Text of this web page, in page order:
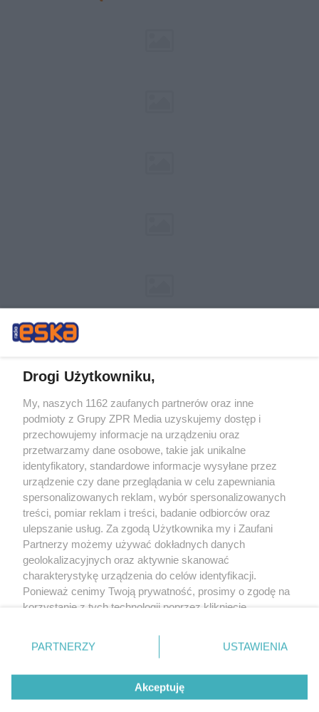
Żaden utwór zamieszczony w serwisie nie może być powielany i
rozpowszechniany lub dalej rozpowszechniany w jakikolwiek sposób (w
tym także elektroniczny lub mechaniczny) na jakimkolwiek polu
eksploatacji w jakiejkolwiek formie, włącznie z umieszczaniem w Internecie
bez pisemnej zgody właściciela praw. Jakiekolwiek użycie lub
wykorzystanie utworów w całości lub w części z naruszeniem prawa, tzn.
bez właściwej zgody, jest zabronione pod groźbą kary i może być ścigane
prawnie.
O nas
Drogi Użytkowniku,
My, naszych 1162 zaufanych partnerów oraz inne
podmioty z Grupy ZPR Media uzyskujemy dostęp i
przechowujemy informacje na urządzeniu oraz
przetwarzamy dane osobowe, takie jak unikalne
identyfikatory, standardowe informacje wysyłane przez
urządzenie czy dane przeglądania w celu zapewniania
spersonalizowanych reklam, wybór spersonalizowanych
treści, pomiar reklam i treści, badanie odbiorców oraz
ulepszanie usług. Za zgodą Użytkownika my i Zaufani
Partnerzy możemy używać dokładnych danych
geolokalizacyjnych oraz aktywnie skanować
charakterystykę urządzenia do celów identyfikacji.
Ponieważ cenimy Twoją prywatność, prosimy o zgodę na
korzystanie z tych technologii poprzez kliknięcie
zmienić/wycofać klikając przycisk ustawień prywatności
znajdujący się w lewym dolnym rogu strony
rodzaje przetwarzania danych nie wymagają zgody
użytkownika, ale masz prawo sprzeciwić się takiemu
przetwarzaniu. Preferencje będą miały zastosowanie tylko
PARTNERZY USTAWIENIA
Akceptuję